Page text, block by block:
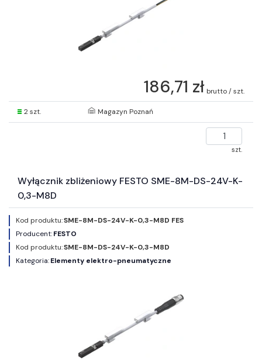
186,71 zł brutto / szt.
2 szt. Magazyn Poznań
szt.
Wyłącznik zbliżeniowy FESTO SME-8M-DS-24V-K-
0,3-M8D
Kod produktu:SME-8M-DS-24V-K-0,3-M8D FES
Producent:FESTO
Kod produktu:SME-8M-DS-24V-K-0,3-M8D
Kategoria:Elementy elektro-pneumatyczne